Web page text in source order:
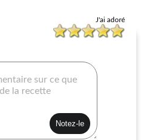
tarte allemande aux pommes
J'ai adoré